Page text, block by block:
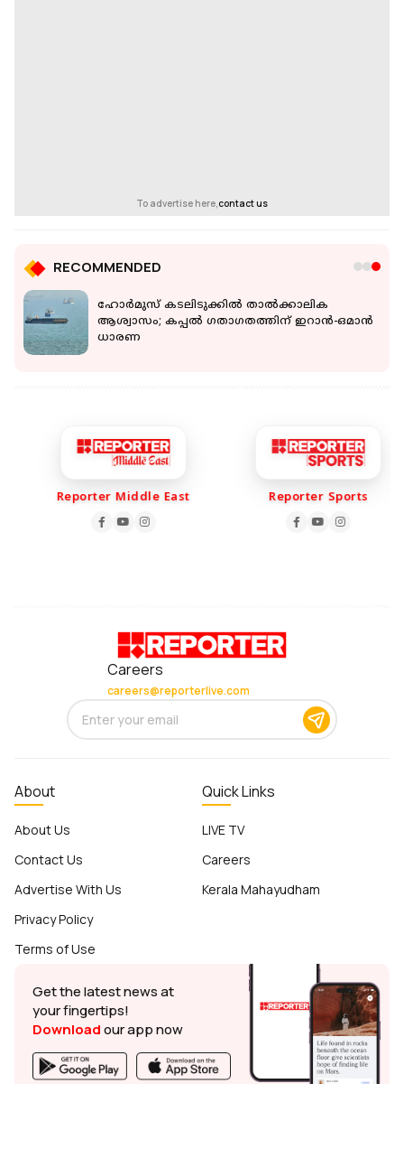
To advertise here,contact us
RECOMMENDED
ഹോർമുസ് കടലിടുക്കിൽ താൽക്കാലിക
ആശ്വാസം; കപ്പൽ ഗതാഗതത്തിന് ഇറാൻ-ഒമാൻ
ധാരണ
Reporter Middle East Reporter Sports
Careers
careers@reporterlive.com
About
About Us
Contact Us
Advertise With Us
Privacy Policy
Terms of Use
Quick Links
LIVE TV
Careers
Kerala Mahayudham
Get the latest news at
your fingertips!
Downloadour app now